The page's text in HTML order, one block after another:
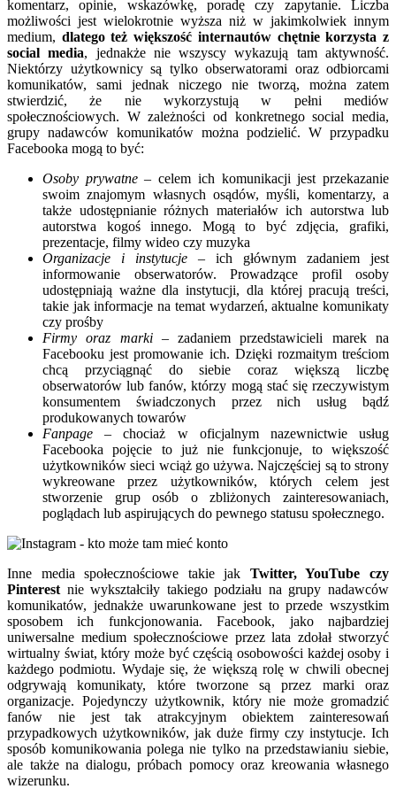
komentarz, opinie, wskazówkę, poradę czy zapytanie. Liczba
możliwości jest wielokrotnie wyższa niż w jakimkolwiek innym
medium, dlatego też większość internautów chętnie korzysta z
social media, jednakże nie wszyscy wykazują tam aktywność.
Niektórzy użytkownicy są tylko obserwatorami oraz odbiorcami
komunikatów, sami jednak niczego nie tworzą, można zatem
stwierdzić, że nie wykorzystują w pełni mediów
społecznościowych. W zależności od konkretnego social media,
grupy nadawców komunikatów można podzielić. W przypadku
Facebooka mogą to być:
Osoby prywatne– celem ich komunikacji jest przekazanie
swoim znajomym własnych osądów, myśli, komentarzy, a
także udostępnianie różnych materiałów ich autorstwa lub
autorstwa kogoś innego. Mogą to być zdjęcia, grafiki,
prezentacje, filmy wideo czy muzyka
Organizacje i instytucje – ich głównym zadaniem jest
informowanie obserwatorów. Prowadzące profil osoby
udostępniają ważne dla instytucji, dla której pracują treści,
takie jak informacje na temat wydarzeń, aktualne komunikaty
czy prośby
Firmy oraz marki– zadaniem przedstawicieli marek na
Facebooku jest promowanie ich. Dzięki rozmaitym treściom
chcą przyciągnąć do siebie coraz większą liczbę
obserwatorów lub fanów, którzy mogą stać się rzeczywistym
konsumentem świadczonych przez nich usług bądź
produkowanych towarów
Fanpage – chociaż w oficjalnym nazewnictwie usług
Facebooka pojęcie to już nie funkcjonuje, to większość
użytkowników sieci wciąż go używa. Najczęściej są to strony
wykreowane przez użytkowników, których celem jest
stworzenie grup osób o zbliżonych zainteresowaniach,
poglądach lub aspirujących do pewnego statusu społecznego.
Inne media społecznościowe takie jak Twitter, YouTube czy
Pinterest nie wykształciły takiego podziału na grupy nadawców
komunikatów, jednakże uwarunkowane jest to przede wszystkim
sposobem ich funkcjonowania. Facebook, jako najbardziej
uniwersalne medium społecznościowe przez lata zdołał stworzyć
wirtualny świat, który może być częścią osobowości każdej osoby i
każdego podmiotu. Wydaje się, że większą rolę w chwili obecnej
odgrywają komunikaty, które tworzone są przez marki oraz
organizacje. Pojedynczy użytkownik, który nie może gromadzić
fanów nie jest tak atrakcyjnym obiektem zainteresowań
przypadkowych użytkowników, jak duże firmy czy instytucje. Ich
sposób komunikowania polega nie tylko na przedstawianiu siebie,
ale także na dialogu, próbach pomocy oraz kreowania własnego
wizerunku.